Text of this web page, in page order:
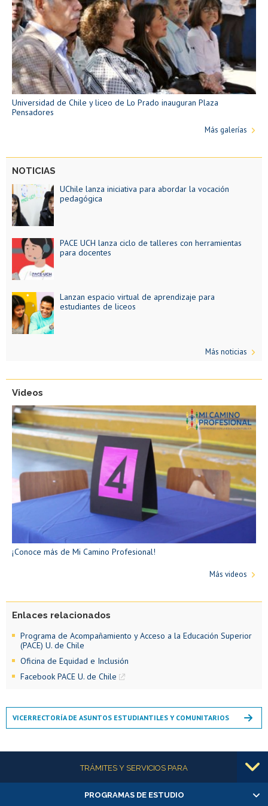
Universidad de Chile y liceo de Lo Prado inauguran Plaza
Pensadores
Más galerías
NOTICIAS
UChile lanza iniciativa para abordar la vocación
pedagógica
PACE UCH lanza ciclo de talleres con herramientas
para docentes
Lanzan espacio virtual de aprendizaje para
estudiantes de liceos
Más noticias
Videos
¡Conoce más de Mi Camino Profesional!
Más videos
Enlaces relacionados
Programa de Acompañamiento y Acceso a la Educación Superior
(PACE) U. de Chile
Oficina de Equidad e Inclusión
Facebook PACE U. de Chile
VICERRECTORÍA DE ASUNTOS ESTUDIANTILES Y COMUNITARIOS
Más informaciónTRÁMITES Y SERVICIOS PARA
Alumnas/os y exalumnas/os
PROGRAMAS DE ESTUDIO